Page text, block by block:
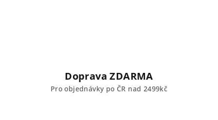
k
y
Doprava ZDARMA
Pro objednávky po ČR nad 2499kč